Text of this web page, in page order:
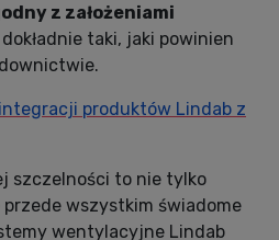
z założeniami
taki, jaki powinien
produktów Lindab z
szczelności to nie tylko
wszystkim świadome
wentylacyjne Lindab